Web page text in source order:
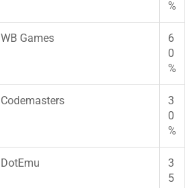
%
WB Games
6
0
%
Codemasters
3
0
%
DotEmu
3
5